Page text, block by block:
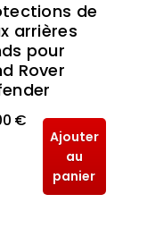
de
arrières
pour
Rover
€
Ajouter
au
panier